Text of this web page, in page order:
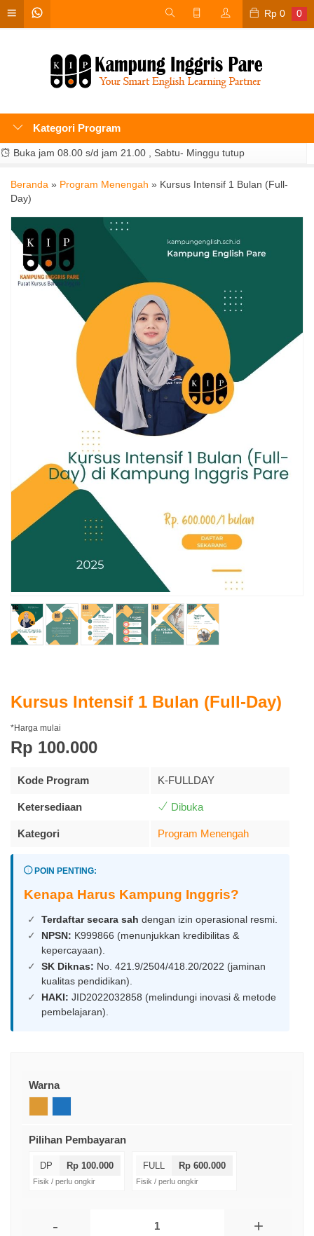
Rp 0 0
Kategori Program
Buka jam 08.00 s/d jam 21.00 , Sabtu- Minggu tutup
Beranda » Program Menengah » Kursus Intensif 1 Bulan (Full-
Day)
Kursus Intensif 1 Bulan (Full-Day)
*Harga mulai
Rp 100.000
Kode Program K-FULLDAY
Ketersediaan Dibuka
Kategori Program Menengah
POIN PENTING:
Kenapa Harus Kampung Inggris?
Terdaftar secara sah dengan izin operasional resmi.
NPSN: K999866 (menunjukkan kredibilitas &
kepercayaan).
SK Diknas: No. 421.9/2504/418.20/2022 (jaminan
kualitas pendidikan).
HAKI: JID2022032858 (melindungi inovasi & metode
pembelajaran).
Warna
Pilihan Pembayaran
DP Rp 100.000
Fisik / perlu ongkir
FULL Rp 600.000
Fisik / perlu ongkir
- +